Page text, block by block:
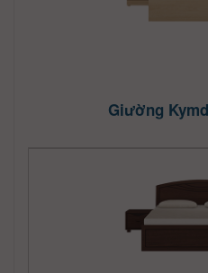
Giường